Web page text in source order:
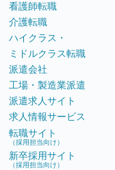
看護師転職
介護転職
ハイクラス・
ミドルクラス転職
派遣会社
工場・製造業派遣
派遣求人サイト
求人情報サービス
転職サイト
（採用担当向け）
新卒採用サイト
（採用担当向け）